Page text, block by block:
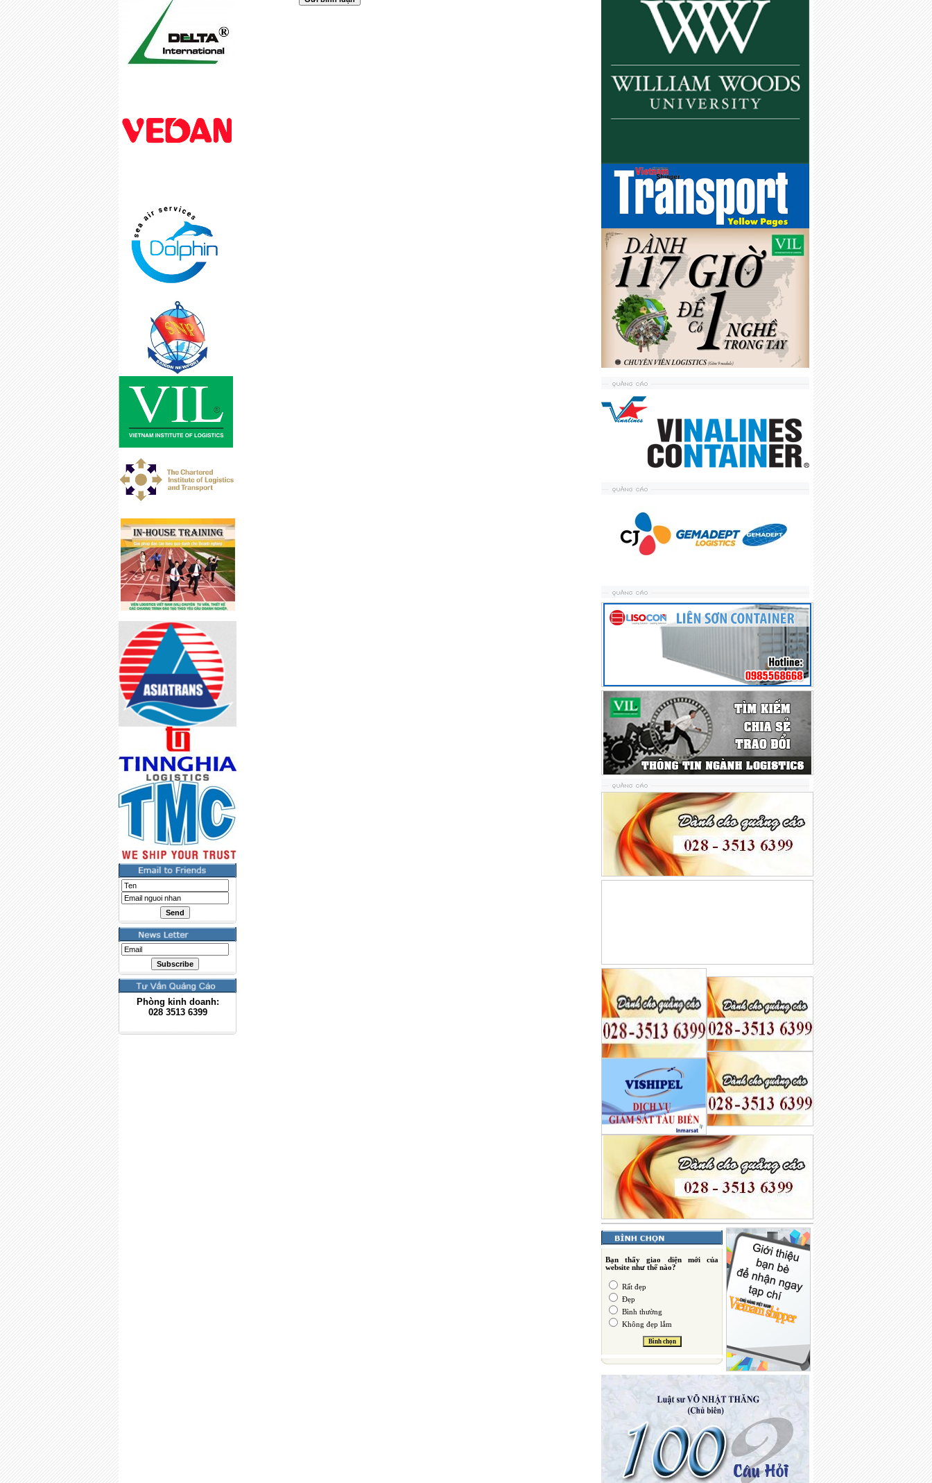
Phòng kinh doanh:
028 3513 6399
Bạn thấy giao diện mới của
website như thế nào?
Rất đẹp
Đẹp
Bình thường
Không đẹp lắm